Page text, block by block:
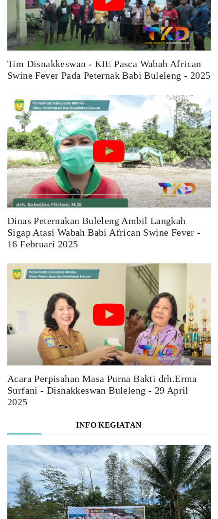
Tim Disnakkeswan - KIE Pasca Wabah African
Swine Fever Pada Peternak Babi Buleleng - 2025
Dinas Peternakan Buleleng Ambil Langkah
Sigap Atasi Wabah Babi African Swine Fever -
16 Februari 2025
Acara Perpisahan Masa Purna Bakti drh.Erma
Surfani - Disnakkeswan Buleleng - 29 April
2025
INFO KEGIATAN